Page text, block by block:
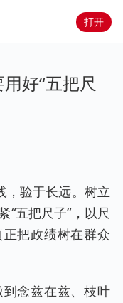
打开
好“五把尺
，验于长远。树立
“五把尺子”，以尺
把政绩树在群众
念兹在兹、枝叶